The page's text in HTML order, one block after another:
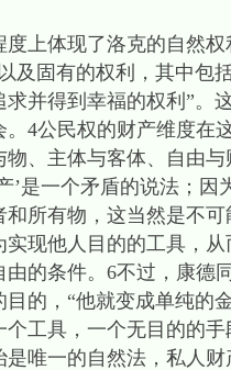
体现了洛克的自然权
及固有的权利，其中包
并得到幸福的权利”。
4公民权的财产维度在
主体与客体、自由与
是一个矛盾的说法；因
所有物，这当然是不可
现他人目的的工具，
的条件。6不过，康德
的，“他就变成单纯的
工具，一个无目的的
唯一的自然法，私人财